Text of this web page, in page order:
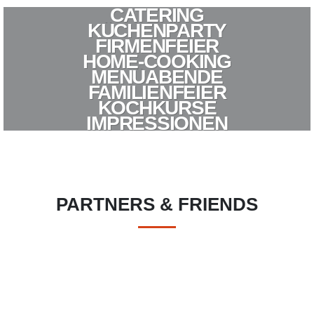
CATERING
KÜCHENPARTY
FIRMENFEIER
HOME-COOKING
MENÜABENDE
FAMILIENFEIER
KOCHKURSE
IMPRESSIONEN
PARTNERS & FRIENDS